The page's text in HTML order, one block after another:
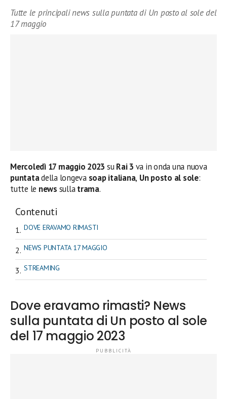
Tutte le principali news sulla puntata di Un posto al sole del
17 maggio
Mercoledì 17 maggio 2023 suRai 3 va in onda una nuova
puntatadella longeva soap italiana, Un posto al sole:
tutte le news sullatrama.
Contenuti
DOVE ERAVAMO RIMASTI
NEWS PUNTATA 17 MAGGIO
STREAMING
Dove eravamo rimasti? News
sulla puntata di Un posto al sole
del 17 maggio 2023